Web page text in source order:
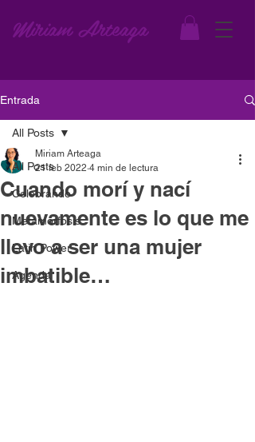
Miriam Arteaga
Entrada
All Posts
Celebrando
Metamorfosis
Latin Power
Agenda
All Posts
Cuando morí y nací
nuevamente es lo que me
llevo a ser una mujer
imbatible…
Miriam Arteaga
21 feb 2022 4 min de lectura